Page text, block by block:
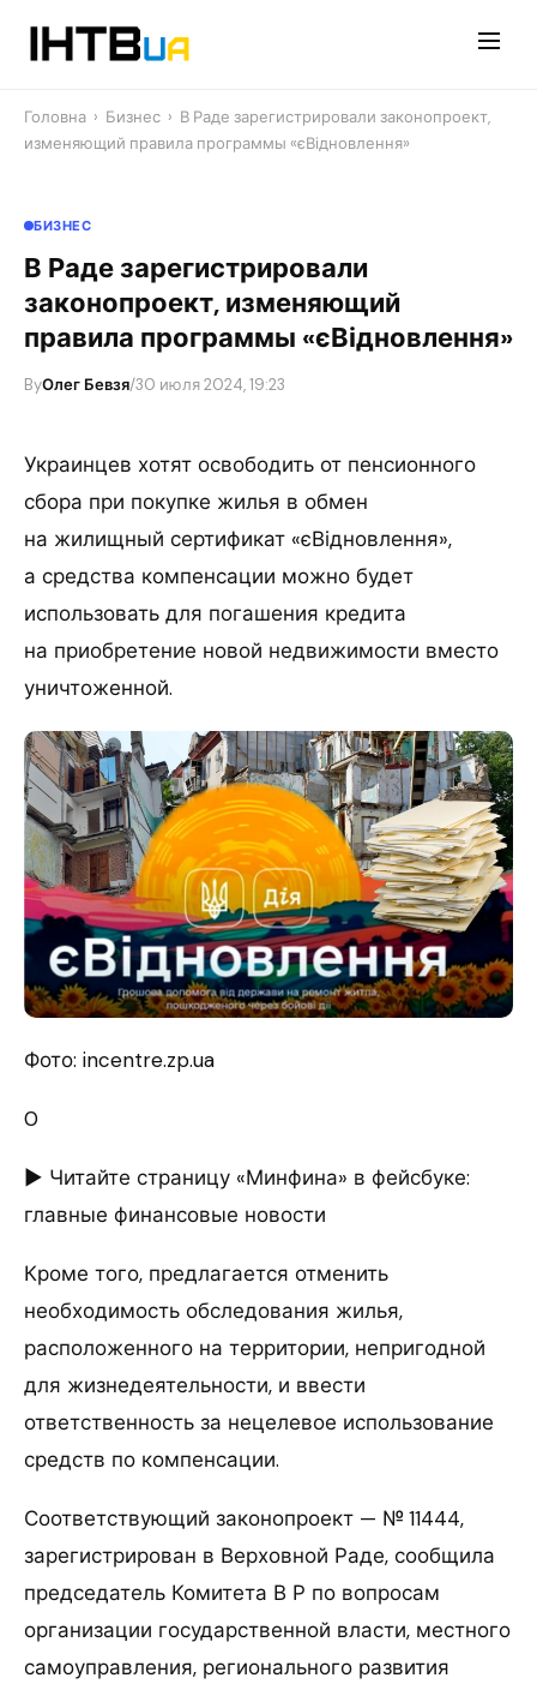
Головна › Бизнес › В Раде зарегистрировали законопроект,
изменяющий правила программы «єВідновлення»
БИЗНЕС
В Раде зарегистрировали
законопроект, изменяющий
правила программы «єВідновлення»
ByОлег Бевзя/30 июля 2024, 19:23
Украинцев хотят освободить от пенсионного
сбора при покупке жилья в обмен
на жилищный сертификат «єВідновлення»,
а средства компенсации можно будет
использовать для погашения кредита
на приобретение новой недвижимости вместо
уничтоженной.
Фото: incentre.zp.ua
0
► Читайте страницу «Минфина» в фейсбуке:
главные финансовые новости
Кроме того, предлагается отменить
необходимость обследования жилья,
расположенного на территории, непригодной
для жизнедеятельности, и ввести
ответственность за нецелевое использование
средств по компенсации.
Соответствующий законопроект — № 11444,
зарегистрирован в Верховной Раде, сообщила
председатель Комитета В Р по вопросам
организации государственной власти, местного
самоуправления, регионального развития